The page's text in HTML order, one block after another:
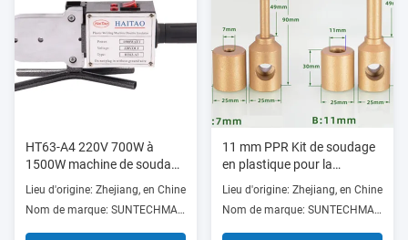
HT63-A4 220V 700W à
1500W machine de soudage
de tuyaux en PE PP avec
régulateur de température
Lieu d'origine: Zhejiang, en Chine
Nom de marque: SUNTECHMACH
11 mm PPR Kit de soudage
en plastique pour la
machine de soudage de
tuyaux en plastique
ISO9001
Lieu d'origine: Zhejiang, en Chine
Nom de marque: SUNTECHMACH